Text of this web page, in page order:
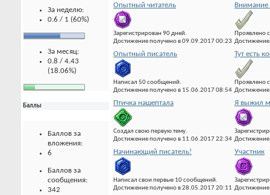
За неделю:
0.6 / 1 (60%)
За месяц:
0.8 / 4.43
(18.06%)
Баллы
Баллов за
вложения:
6
Баллов за
сообщения:
342
Опытный читатель
Зарегистрирован 90 дней.
Достижение получено в 09.09.2017 00:23
Внимание
Проявлено
Опытный писатель
Написал 50 сообщений.
Достижение получено в 15.06.2017 08:54
Тут есть
Проявлено
Птичка нашептала
Создал свою первую тему.
Достижение получено в 11.06.2017 22:34
Я выжил
Начинающий писатель!
Написал свои первые 10 сообщений.
Достижение получено в 28.05.2017 20:11
Участник